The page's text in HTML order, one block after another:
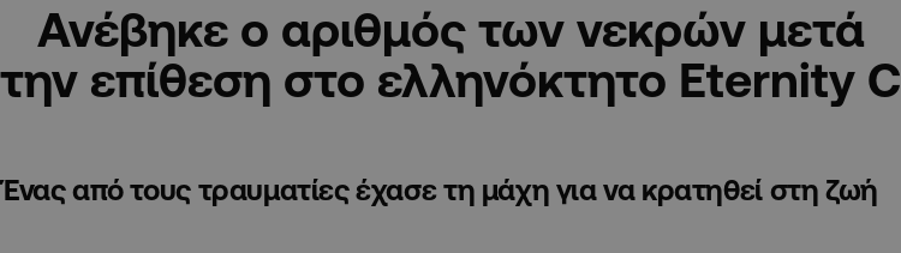
Ανέβηκε ο αριθμός των νεκρών μετά
την επίθεση στο ελληνόκτητο Eternity C
Ένας από τους τραυματίες έχασε τη μάχη για να κρατηθεί στη ζωή